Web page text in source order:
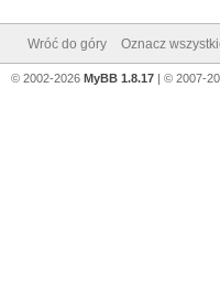
Wróć do góry Oznacz
© 2002-2026 MyBB 1.8.17 | © 2007-